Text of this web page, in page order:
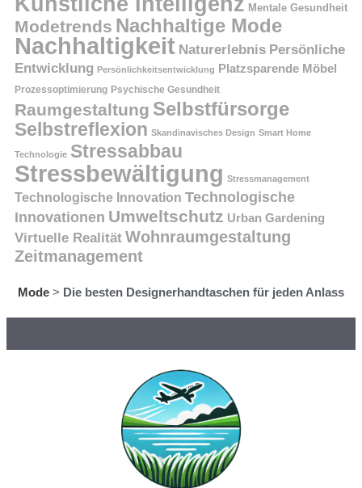
Mentale Gesundheit
Modetrends Nachhaltige Mode
Nachhaltigkeit Naturerlebnis Persönliche
Entwicklung Persönlichkeitsentwicklung Platzsparende Möbel
Prozessoptimierung Psychische Gesundheit
Raumgestaltung Selbstfürsorge
Selbstreflexion Skandinavisches Design Smart Home
Technologie Stressabbau
Stressbewältigung Stressmanagement
Technologische Innovation Technologische
Innovationen Umweltschutz Urban Gardening
Virtuelle Realität Wohnraumgestaltung
Zeitmanagement
Mode > Die besten Designerhandtaschen für jeden Anlass